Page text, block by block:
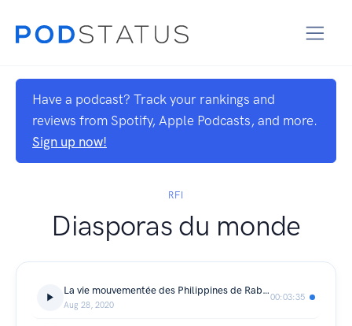
Have a podcast? Track your rankings and
reviews from Spotify, Apple Podcasts, and more.
Sign up now!
RFI
Diasporas du monde
La vie mouvementée des Philippines de Rabat
Aug 28, 2020
00:03:35